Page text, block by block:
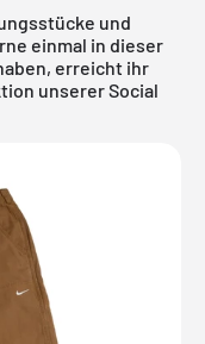
und
einmal in dieser
erreicht ihr
unserer Social